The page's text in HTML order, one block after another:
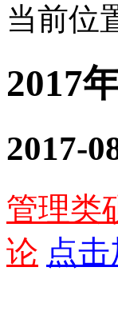
当前位
2017
2017-
管理类
论 点